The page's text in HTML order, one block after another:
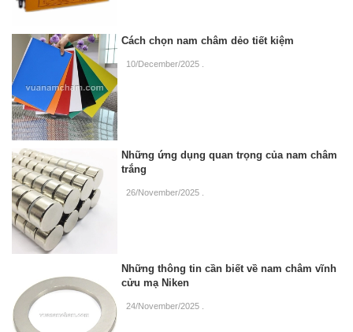
Cách chọn nam châm dẻo tiết kiệm
10/December/2025
Những ứng dụng quan trọng của nam châm
trắng
26/November/2025
Những thông tin cần biết về nam châm vĩnh
cửu mạ Niken
24/November/2025